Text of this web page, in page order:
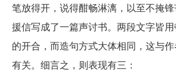
笔放得开，说得酣畅淋漓，以至不掩
援信写成了一篇声讨书。两段文字皆
的开合，而造句方式大体相同，这与
有关。细言之，则表现有三：